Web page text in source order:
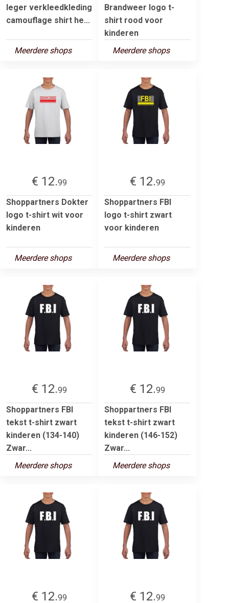
leger verkleedkleding
camouflage shirt he...
Meerdere shops
Brandweer logo t-
shirt rood voor
kinderen
Meerdere shops
€ 12.99
Shoppartners Dokter
logo t-shirt wit voor
kinderen
Meerdere shops
€ 12.99
Shoppartners FBI
logo t-shirt zwart
voor kinderen
Meerdere shops
€ 12.99
Shoppartners FBI
tekst t-shirt zwart
kinderen (134-140)
Zwar...
Meerdere shops
€ 12.99
Shoppartners FBI
tekst t-shirt zwart
kinderen (146-152)
Zwar...
Meerdere shops
€ 12.99
€ 12.99